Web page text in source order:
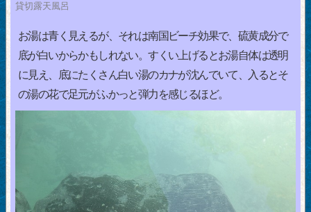
貸切露天風呂
お湯は青く見えるが、それは南国ビーチ効果で、硫黄成分で
底が白いからかもしれない。すくい上げるとお湯自体は透明
に見え、底にたくさん白い湯のカナが沈んでいて、入るとそ
の湯の花で足元がふかっと弾力を感じるほど。